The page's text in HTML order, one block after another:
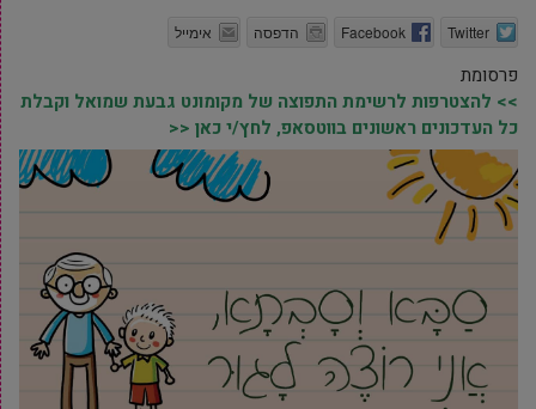
Twitter
Facebook הדפסה אימייל
פרסומת
>> להצטרפות לרשימת התפוצה של מקומונט גבעת שמואל וקבלת
כל העדכונים ראשונים בווטסאפ, לחץ/י כאן <<